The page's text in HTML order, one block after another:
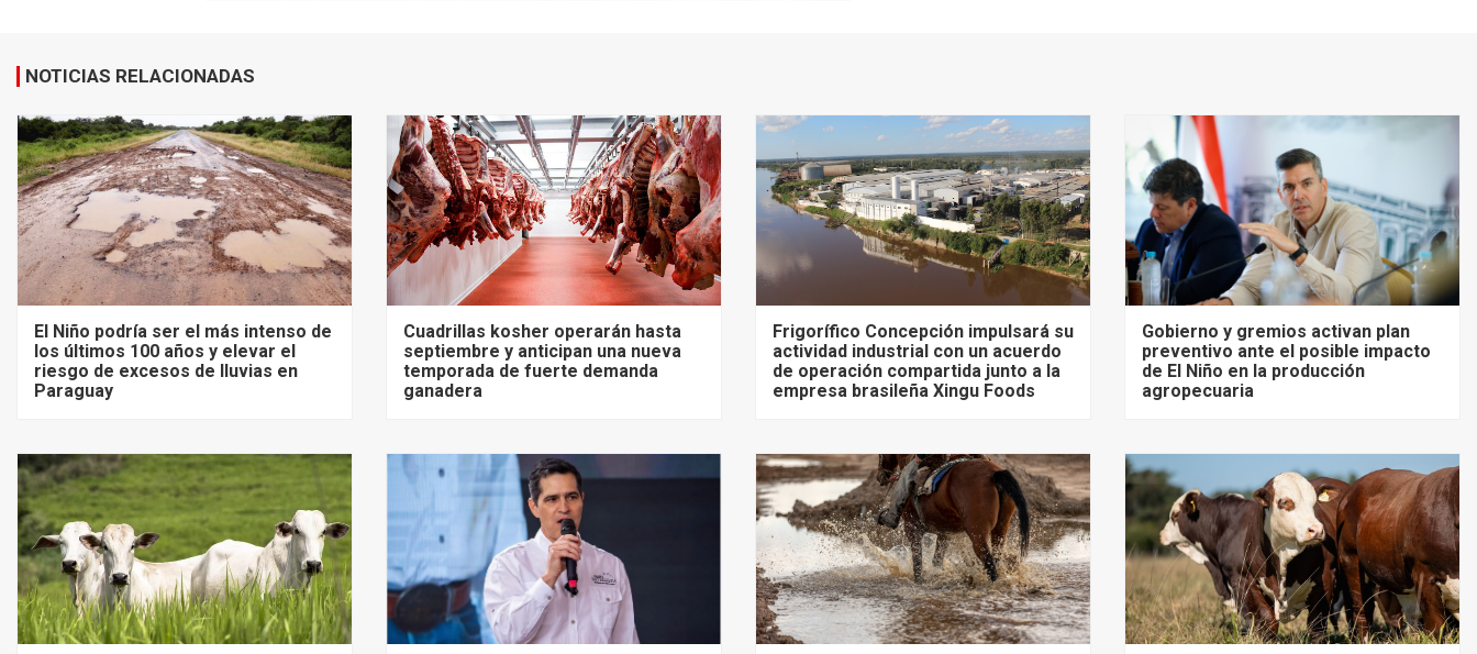
NOTICIAS RELACIONADAS
El Niño podría ser el más intenso de
los últimos 100 años y elevar el
riesgo de excesos de lluvias en
Paraguay
Cuadrillas kosher operarán hasta
septiembre y anticipan una nueva
temporada de fuerte demanda
ganadera
Frigorífico Concepción impulsará su
actividad industrial con un acuerdo
de operación compartida junto a la
empresa brasileña Xingu Foods
Gobierno y gremios activan plan
preventivo ante el posible impacto
de El Niño en la producción
agropecuaria